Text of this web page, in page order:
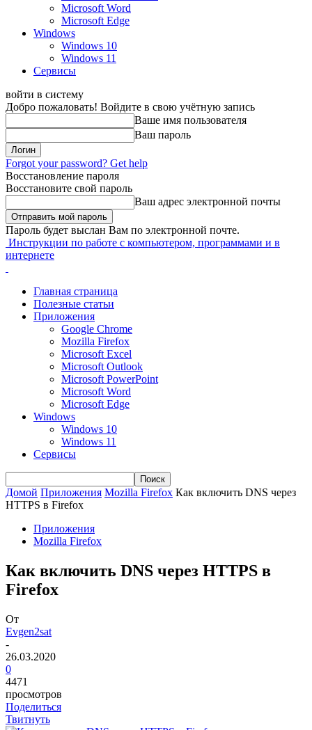
Microsoft Word
Microsoft Edge
Windows
Windows 10
Windows 11
Сервисы
войти в систему
Добро пожаловать! Войдите в свою учётную запись
Ваше имя пользователя
Ваш пароль
Forgot your password? Get help
Восстановление пароля
Восстановите свой пароль
Ваш адрес электронной почты
Пароль будет выслан Вам по электронной почте.
Инструкции по работе с компьютером, программами и в
интернете
Главная страница
Полезные статьи
Приложения
Google Chrome
Mozilla Firefox
Microsoft Excel
Microsoft Outlook
Microsoft PowerPoint
Microsoft Word
Microsoft Edge
Windows
Windows 10
Windows 11
Сервисы
Домой Приложения Mozilla Firefox Как включить DNS через
HTTPS в Firefox
Приложения
Mozilla Firefox
Как включить DNS через HTTPS в
Firefox
От
Evgen2sat
-
26.03.2020
0
4471
просмотров
Поделиться
Твитнуть